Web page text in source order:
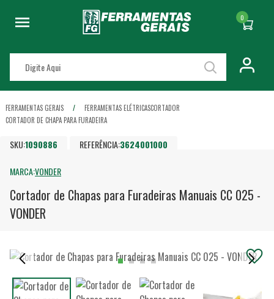
0
FERRAMENTAS GERAIS FERRAMENTAS ELÉTRICASCORTADOR
CORTADOR DE CHAPA PARA FURADEIRA
SKU:1090886 REFERÊNCIA:3624001000
MARCA:VONDER
Cortador de Chapas para Furadeiras Manuais CC 025 -
VONDER